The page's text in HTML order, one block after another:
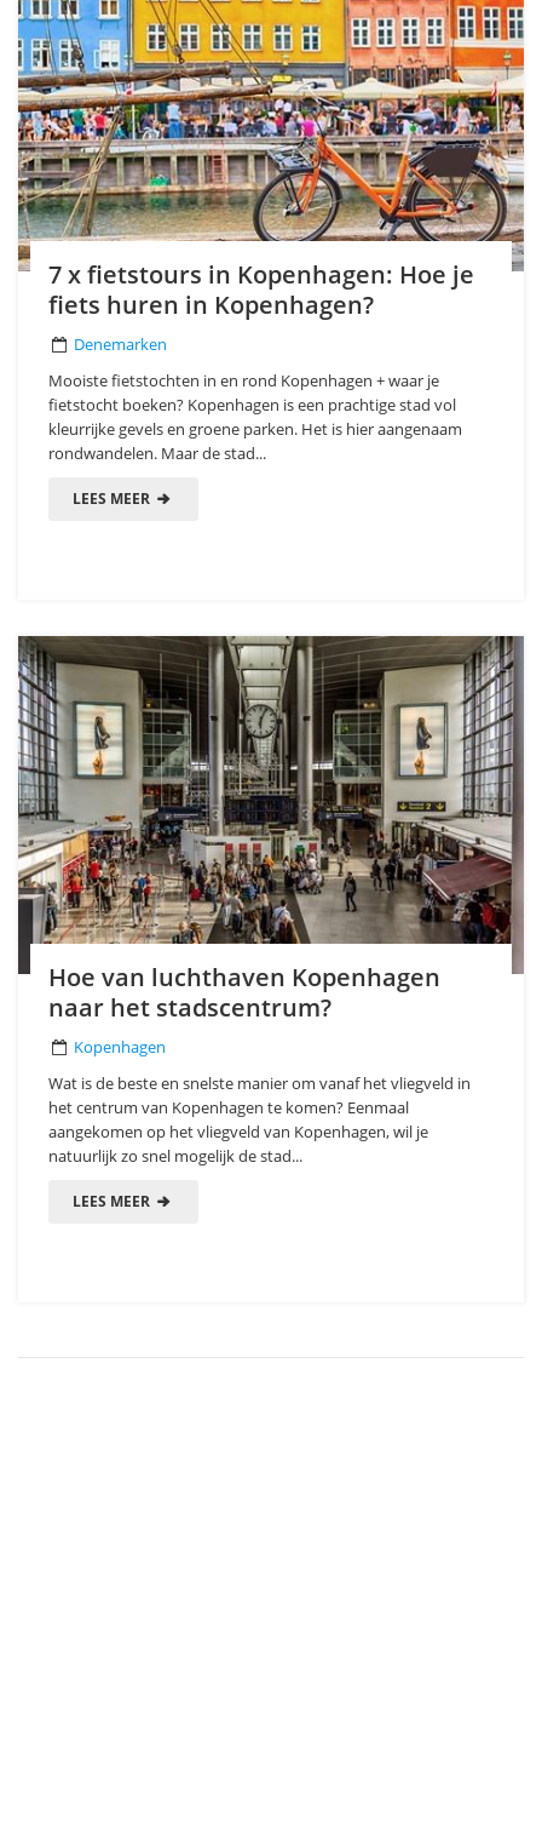
7 x fietstours in Kopenhagen: Hoe je
fiets huren in Kopenhagen?
Denemarken
Mooiste fietstochten in en rond Kopenhagen + waar je
fietstocht boeken? Kopenhagen is een prachtige stad vol
kleurrijke gevels en groene parken. Het is hier aangenaam
rondwandelen. Maar de stad...
LEES MEER
Hoe van luchthaven Kopenhagen
naar het stadscentrum?
Kopenhagen
Wat is de beste en snelste manier om vanaf het vliegveld in
het centrum van Kopenhagen te komen? Eenmaal
aangekomen op het vliegveld van Kopenhagen, wil je
natuurlijk zo snel mogelijk de stad...
LEES MEER